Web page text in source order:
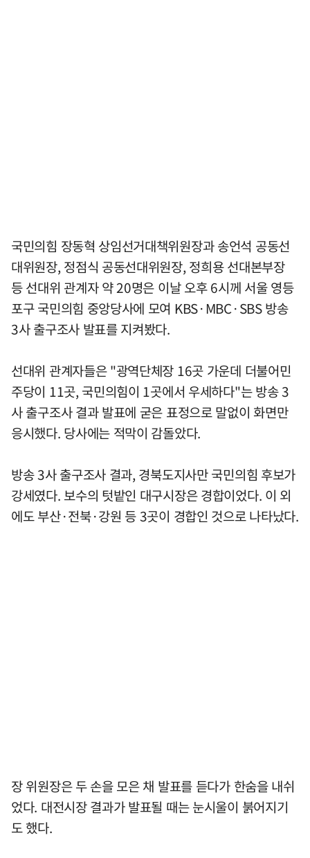
국민의힘 장동혁 상임선거대책위원장과 송언석 공동선
대위원장, 정점식 공동선대위원장, 정희용 선대본부장
등 선대위 관계자 약 20명은 이날 오후 6시께 서울 영등
포구 국민의힘 중앙당사에 모여 KBS·MBC·SBS 방송
3사 출구조사 발표를 지켜봤다.
선대위 관계자들은 "광역단체장 16곳 가운데 더불어민
주당이 11곳, 국민의힘이 1곳에서 우세하다"는 방송 3
사 출구조사 결과 발표에 굳은 표정으로 말없이 화면만
응시했다. 당사에는 적막이 감돌았다.
방송 3사 출구조사 결과, 경북도지사만 국민의힘 후보가
강세였다. 보수의 텃밭인 대구시장은 경합이었다. 이 외
에도 부산·전북·강원 등 3곳이 경합인 것으로 나타났다.
장 위원장은 두 손을 모은 채 발표를 듣다가 한숨을 내쉬
었다. 대전시장 결과가 발표될 때는 눈시울이 붉어지기
도 했다.